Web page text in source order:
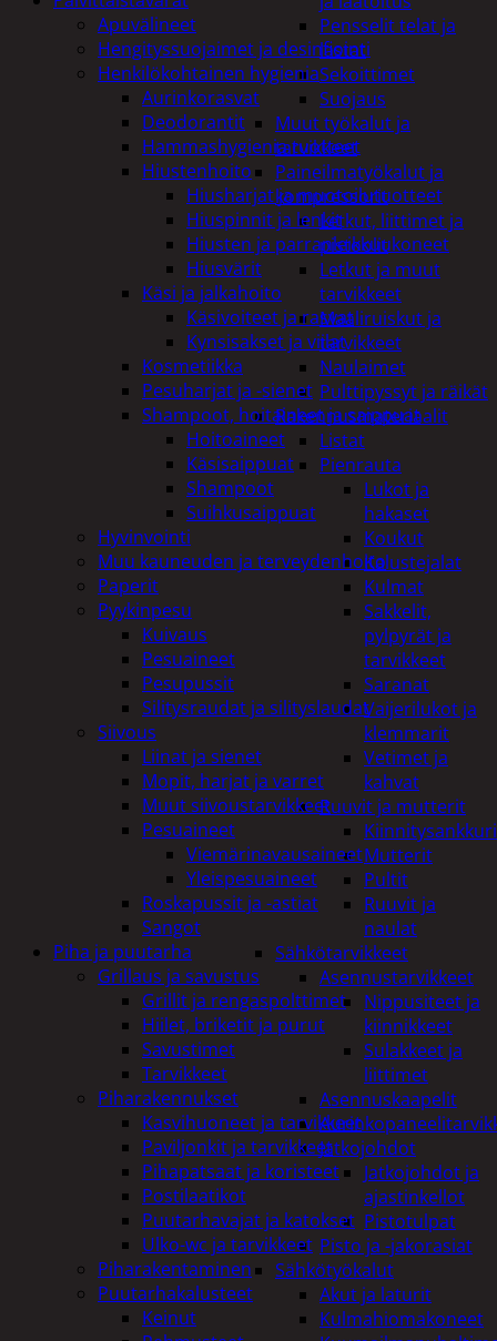
Pensselit telat ja
lastat
Sekoittimet
Suojaus
Muut työkalut ja
tarvikkeet
Paineilmatyökalut ja
kompressorit
Letkut, liittimet ja
pistoolit
Letkut ja muut
tarvikkeet
Maaliruiskut ja
tarvikkeet
Naulaimet
Pulttipyssyt ja räikät
Rakennusmateriaalit
Listat
Pienrauta
Lukot ja
hakaset
Koukut
Kalustejalat
Kulmat
Sakkelit,
pylpyrät ja
tarvikkeet
Saranat
Vaijerilukot ja
klemmarit
Vetimet ja
kahvat
Ruuvit ja mutterit
Mutterit
Pultit
Ruuvit ja
naulat
Sähkötarvikkeet
Asennustarvikkeet
Nippusiteet ja
kiinnikkeet
Sulakkeet ja
liittimet
Asennuskaapelit
Jatkojohdot
Jatkojohdot ja
ajastinkellot
Pistotulpat
Pisto ja -jakorasiat
Sähkötyökalut
Akut ja laturit
Kulmahiomakoneet
Apuvälineet
Hengityssuojaimet ja desinfiointi
Henkilökohtainen hygienia
Aurinkorasvat
Deodorantit
Hammashygienia tuotteet
Hiustenhoito
Hiusharjat ja muotoilutuotteet
Hiuspinnit ja lenkit
Hiusten ja parranleikkuukoneet
Hiusvärit
Käsi ja jalkahoito
Käsivoiteet ja rasvat
Kynsisakset ja viilat
Kosmetiikka
Pesuharjat ja -sienet
Shampoot, hoitaineet ja saippuat
Hoitoaineet
Käsisaippuat
Shampoot
Suihkusaippuat
Hyvinvointi
Muu kauneuden ja terveydenhoito
Paperit
Pyykinpesu
Kuivaus
Pesuaineet
Pesupussit
Silitysraudat ja silityslaudat
Siivous
Liinat ja sienet
Mopit, harjat ja varret
Muut siivoustarvikkeet
Pesuaineet
Viemärinavausaineet
Yleispesuaineet
Roskapussit ja -astiat
Sangot
Piha ja puutarha
Grillaus ja savustus
Grillit ja rengaspolttimet
Hiilet, briketit ja purut
Savustimet
Tarvikkeet
Piharakennukset
Kasvihuoneet ja tarvikkeet
Paviljonkit ja tarvikkeet
Pihapatsaat ja koristeet
Postilaatikot
Puutarhavajat ja katokset
Ulko-wc ja tarvikkeet
Piharakentaminen
Puutarhakalusteet
Keinut